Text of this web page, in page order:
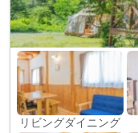
リビングダイニング